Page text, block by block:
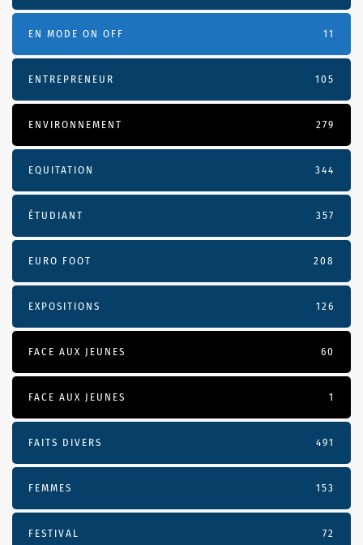
EN MODE ON OFF 11
ENTREPRENEUR 105
ENVIRONNEMENT 279
EQUITATION 344
ÉTUDIANT 357
EURO FOOT 208
EXPOSITIONS 126
FACE AUX JEUNES 60
FACE AUX JEUNES 1
FAITS DIVERS 491
FEMMES 153
FESTIVAL 72